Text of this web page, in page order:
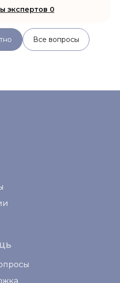
экспертов 0
Все вопросы